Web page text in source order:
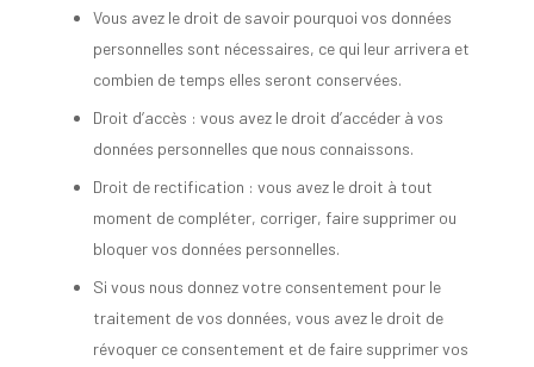
Vous avez le droit de savoir pourquoi vos données
personnelles sont nécessaires, ce qui leur arrivera et
combien de temps elles seront conservées.
Droit d’accès : vous avez le droit d’accéder à vos
données personnelles que nous connaissons.
Droit de rectification : vous avez le droit à tout
moment de compléter, corriger, faire supprimer ou
bloquer vos données personnelles.
Si vous nous donnez votre consentement pour le
traitement de vos données, vous avez le droit de
révoquer ce consentement et de faire supprimer vos